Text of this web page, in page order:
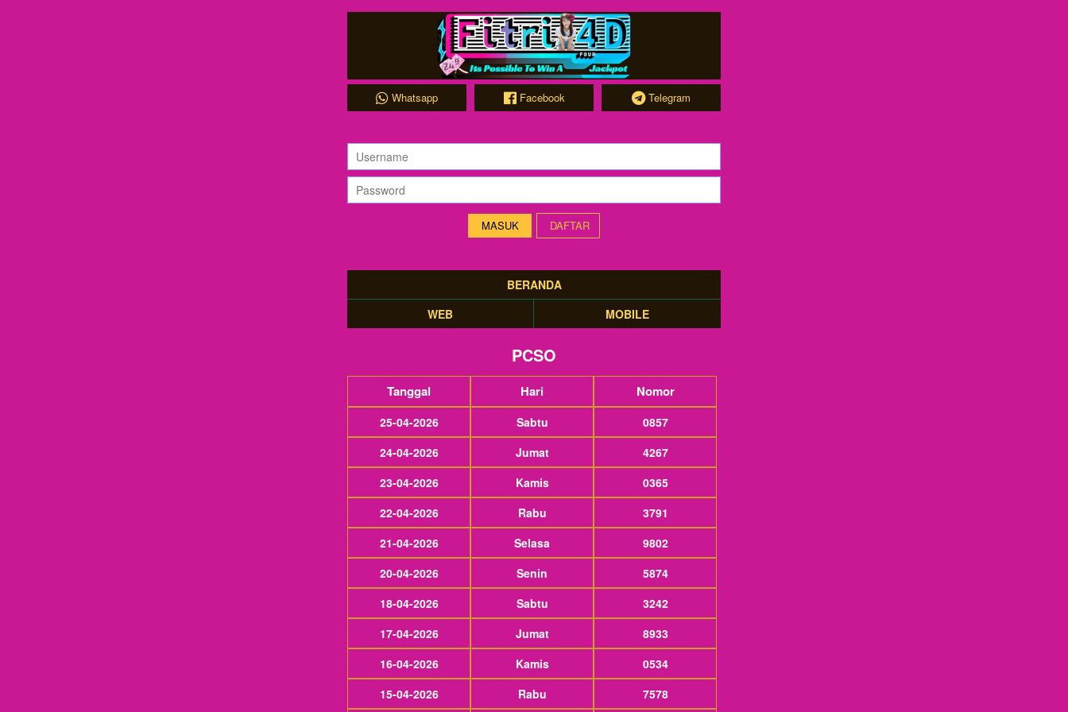
Whatsapp Facebook Telegram
DAFTAR
BERANDA
WEB
MOBILE
PCSO
Tanggal Hari Nomor
25-04-2026 Sabtu
0857
24-04-2026
Jumat
4267
23-04-2026
Kamis
0365
22-04-2026
Rabu
3791
21-04-2026
Selasa
9802
20-04-2026
Senin
5874
18-04-2026
Sabtu
3242
17-04-2026
Jumat
8933
16-04-2026
Kamis
0534
15-04-2026
Rabu 7578